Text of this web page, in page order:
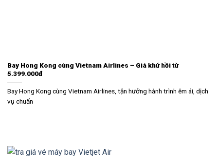
Bay Hong Kong cùng Vietnam Airlines – Giá khứ hồi từ
5.399.000đ
Bay Hong Kong cùng Vietnam Airlines, tận hưởng hành trình êm ái, dịch
vụ chuẩn